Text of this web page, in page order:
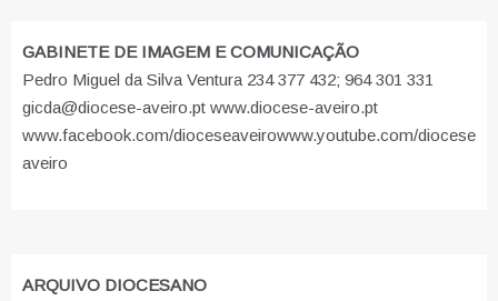
GABINETE DE IMAGEM E COMUNICAÇÃO
Pedro Miguel da Silva Ventura 234 377 432; 964 301 331
gicda@diocese-aveiro.pt www.diocese-aveiro.pt
www.facebook.com/dioceseaveirowww.youtube.com/diocese
aveiro
ARQUIVO DIOCESANO